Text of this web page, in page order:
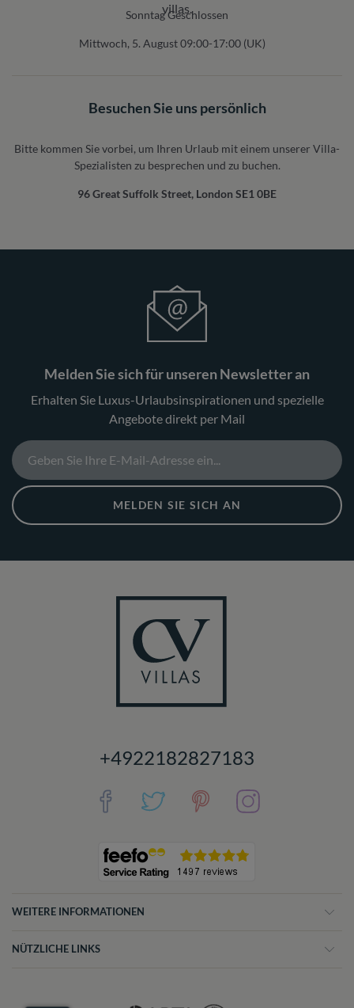
villas.
Sonntag Geschlossen
Mittwoch, 5. August 09:00-17:00 (UK)
Besuchen Sie uns persönlich
Bitte kommen Sie vorbei, um Ihren Urlaub mit einem unserer Villa-
Spezialisten zu besprechen und zu buchen.
96 Great Suffolk Street, London SE1 0BE
Melden Sie sich für unseren Newsletter an
Erhalten Sie Luxus-Urlaubsinspirationen und spezielle
Angebote direkt per Mail
MELDEN SIE SICH AN
WEITERE INFORMATIONEN
NÜTZLICHE LINKS
+4922182827183